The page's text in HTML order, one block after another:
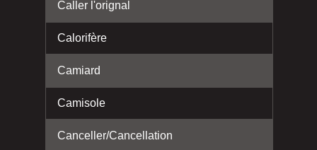
Caller l'orignal
Calorifère
Camiard
Camisole
Canceller/Cancellation